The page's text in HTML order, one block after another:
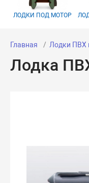
ЛОДКИ ПОД МОТОР
Главная Лодки ПВХ
Лодка